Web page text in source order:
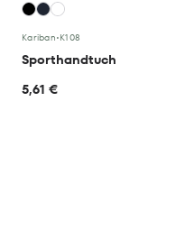
Kariban•K108
Sporthandtuch
5,61 €